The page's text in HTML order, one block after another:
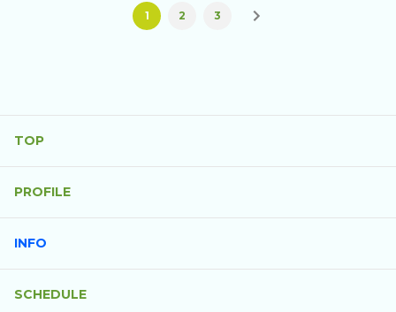
1 2 3
TOP
PROFILE
INFO
SCHEDULE